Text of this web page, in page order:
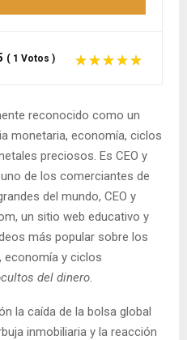
( 1 Votos )
reconocido como un
monetaria, economía, ciclos
preciosos. Es CEO y
de los comerciantes de
del mundo, CEO y
un sitio web educativo y
más popular sobre los
economía y ciclos
del dinero.
la caída de la bolsa global
inmobiliaria y la reacción